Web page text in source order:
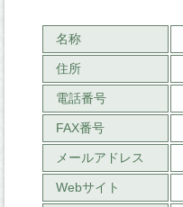
名称
住所
電話番号
FAX番号
メールアドレス
Webサイト